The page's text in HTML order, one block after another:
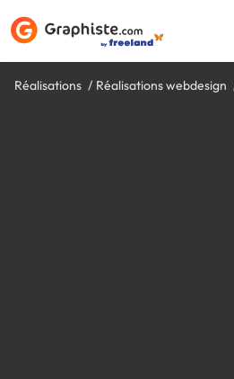
Réalisations Réalisations webdesign